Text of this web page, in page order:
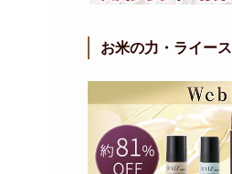
お米の力・ライー